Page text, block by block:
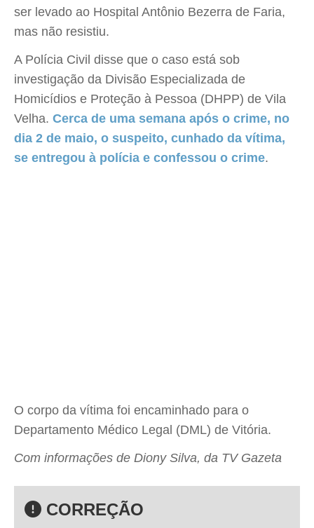
ser levado ao Hospital Antônio Bezerra de Faria,
mas não resistiu.
A Polícia Civil disse que o caso está sob
investigação da Divisão Especializada de
Homicídios e Proteção à Pessoa (DHPP) de Vila
Velha. Cerca de uma semana após o crime, no
dia 2 de maio, o suspeito, cunhado da vítima,
se entregou à polícia e confessou o crime.
O corpo da vítima foi encaminhado para o
Departamento Médico Legal (DML) de Vitória.
Com informações de Diony Silva, da TV Gazeta
CORREÇÃO